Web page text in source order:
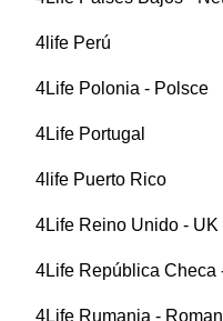
4life Perú
4Life Polonia - Polsce
4Life Portugal
4life Puerto Rico
4Life Reino Unido - UK
4Life República Checa
4Life Rumania -